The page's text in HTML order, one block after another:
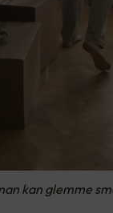
kan glemme